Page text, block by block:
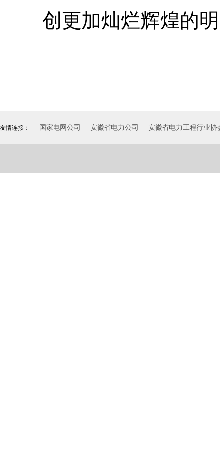
创更加灿烂辉煌的
友情连接： 国家电网公司 安徽省电力公司 安徽省电力工程行业协